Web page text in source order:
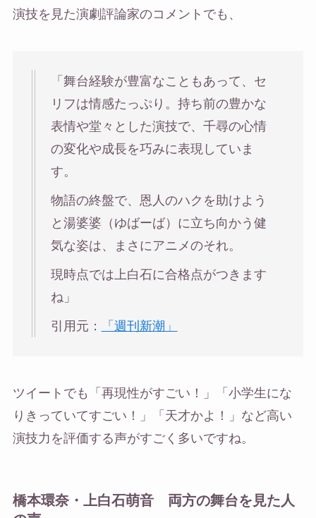
演技を見た演劇評論家のコメントでも、
「舞台経験が豊富なこともあって、セ
リフは情感たっぷり。持ち前の豊かな
表情や堂々とした演技で、千尋の心情
の変化や成長を巧みに表現していま
す。
物語の終盤で、恩人のハクを助けよう
と湯婆婆（ゆばーば）に立ち向かう健
気な姿は、まさにアニメのそれ。
現時点では上白石に合格点がつきます
ね」
引用元： 「週刊新潮」
ツイートでも「再現性がすごい！」「小学生にな
りきっていてすごい！」「天才かよ！」など高い
演技力を評価する声がすごく多いですね。
橋本環奈・上白石萌音 両方の舞台を見た人